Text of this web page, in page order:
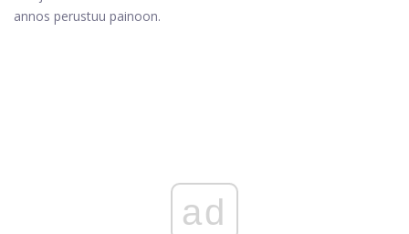
annos perustuu painoon.
ad